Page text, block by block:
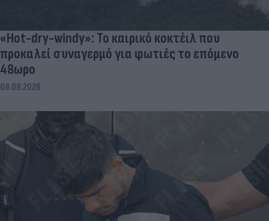
«Hot-dry-windy»: Το καιρικό κοκτέιλ που
προκαλεί συναγερμό για φωτιές το επόμενο
48ωρο
08.08.2026